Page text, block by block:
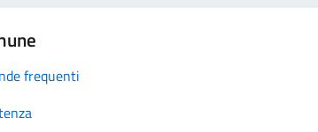
frequenti